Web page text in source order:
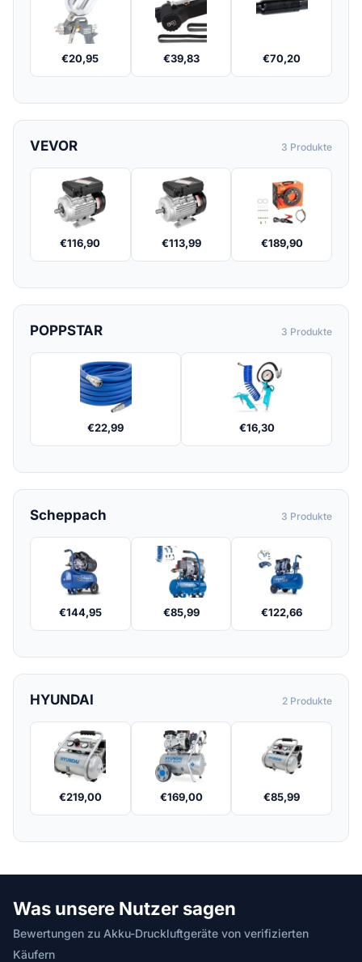
€20,95 €39,83 €70,20
VEVOR 3 Produkte
€116,90 €113,99 €189,90
POPPSTAR 3 Produkte
€22,99 €16,30
Scheppach 3 Produkte
€144,95 €85,99 €122,66
HYUNDAI 2 Produkte
€219,00 €169,00 €85,99
Was unsere Nutzer sagen
Bewertungen zu Akku-Druckluftgeräte von verifizierten
Käufern